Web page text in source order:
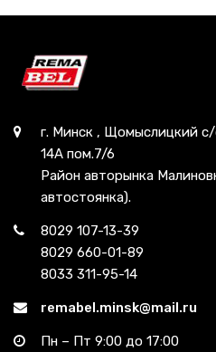
г. Минск , Щомыслицкий с/
14А пом.7/6
Район авторынка
автостоянка).
8029 107-13-39
8029 660-01-89
8033 311-95-14
remabel.minsk@mail.ru
Пн – Пт 9:00 до 17:00